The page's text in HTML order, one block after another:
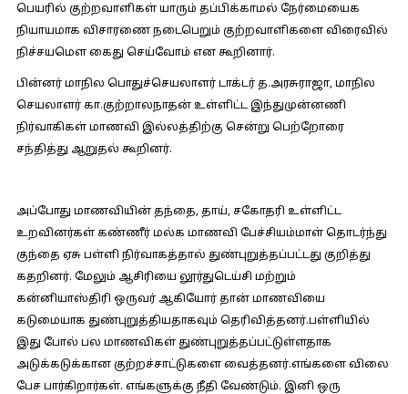
பெயரில் குற்றவாளிகள் யாரும் தப்பிக்காமல் நேர்மையைக
நியாயமாக விசாரணை நடைபெறும் குற்றவாளிகளை விரைவில்
நிச்சயமௌ கைது செய்வோம் என கூறினார்.
பின்னர் மாநில பொதுச்செயலாளர் டாக்டர் த.அரசுராஜா, மாநில
செயலாளர் கா.குற்றாலநாதன் உள்ளிட்ட இந்துமுன்னணி
நிர்வாகிகள் மாணவி இல்லத்திற்கு சென்று பெற்றோரை
சந்தித்து ஆறுதல் கூறினர்.
அப்போது மாணவியின் தந்தை, தாய், சகோதரி உள்ளிட்ட
உறவினர்கள் கண்ணீர் மல்க மாணவி பேச்சியம்மாள் தொடர்ந்து
குந்தை ஏசு பள்ளி நிர்வாகத்தால் துண்புறுத்தப்பட்டது குறித்து
கதறினர். மேலும் ஆசிரியை லூர்துடெய்சி மற்றும்
கன்னியாஸ்திரி ஒருவர் ஆகியோர் தான் மாணவியை
கடுமையாக துண்புறுத்தியதாகவும் தெரிவித்தனர்.பள்ளியில்
இது போல் பல மாணவிகள் துண்புறுத்தப்பட்டுள்ளதாக
அடுக்கடுக்கான குற்றச்சாட்டுகளை வைத்தனர்.எங்களை விலை
பேச பார்கிறார்கள். எங்களுக்கு நீதி வேண்டும். இனி ஒரு